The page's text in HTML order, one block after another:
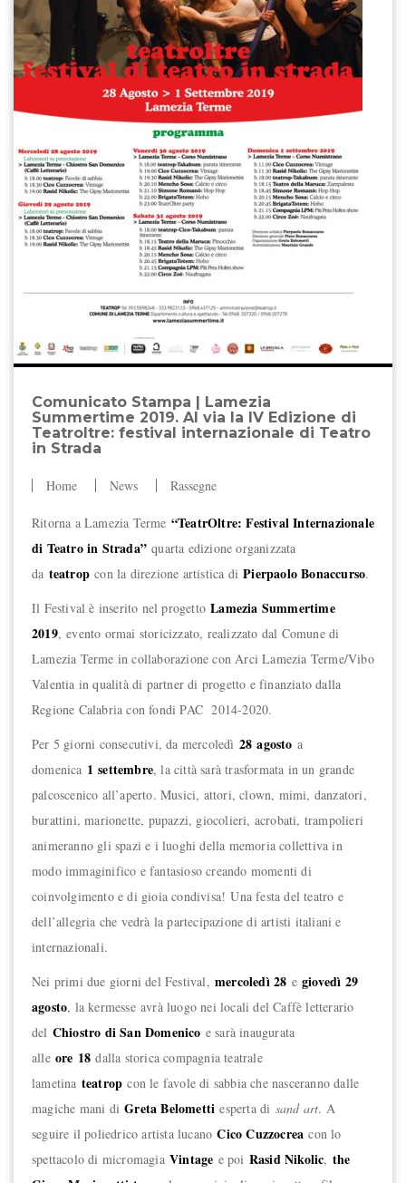
Comunicato Stampa | Lamezia
Summertime 2019. Al via la IV Edizione di
Teatroltre: festival internazionale di Teatro
in Strada
Home News Rassegne
Ritorna a Lamezia Terme “TeatrOltre: Festival Internazionale
di Teatro in Strada” quarta edizione organizzata
da teatrop con la direzione artistica diPierpaolo Bonaccurso.
Il Festival è inserito nel progettoLamezia Summertime
2019, evento ormai storicizzato, realizzato dal Comune di
Lamezia Terme in collaborazione con Arci Lamezia Terme/Vibo
Valentia in qualità di partner di progetto e finanziato dalla
Regione Calabria con fondi PAC 2014-2020.
Per 5 giorni consecutivi, da mercoledì 28 agosto a
domenica 1 settembre, la città sarà trasformata in un grande
palcoscenico all’aperto. Musici, attori, clown, mimi, danzatori,
burattini, marionette, pupazzi, giocolieri, acrobati, trampolieri
animeranno gli spazi e i luoghi della memoria collettiva in
modo immaginifico e fantasioso creando momenti di
coinvolgimento e di gioia condivisa! Una festa del teatro e
dell’allegria che vedrà la partecipazione di artisti italiani e
internazionali.
Nei primi due giorni del Festival, mercoledì 28 egiovedì 29
agosto, la kermesse avrà luogo nei locali del Caffè letterario
del Chiostro di San Domenico e sarà inaugurata
alle ore 18 dalla storica compagnia teatrale
lametina teatrop con le favole di sabbia che nasceranno dalle
magiche mani diGreta Belometti esperta di sand art. A
seguire il poliedrico artista lucanoCico Cuzzocreacon lo
spettacolo di micromagia Vintage e poi Rasid Nikolic, the